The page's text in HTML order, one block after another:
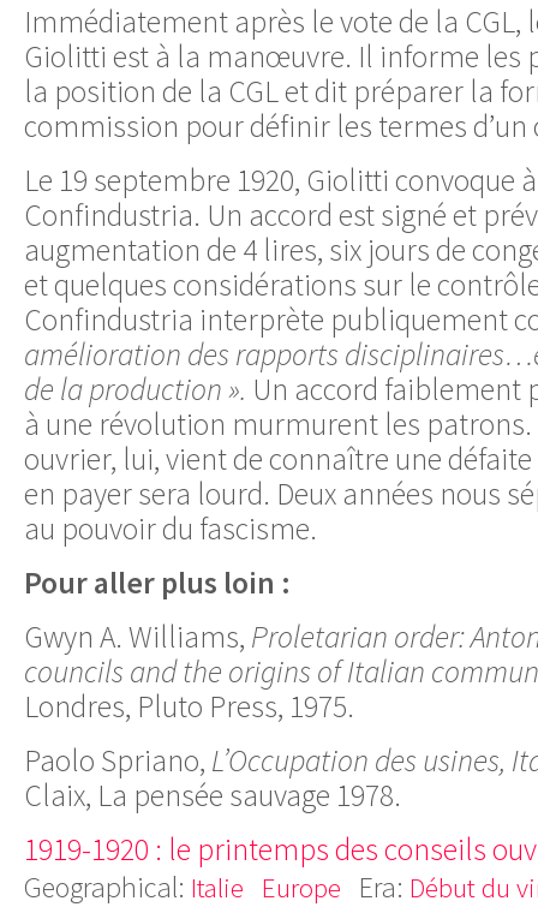
Immédiatement après le vote de la CGL,
Giolitti est à la manœuvre. Il informe les
la position de la CGL et dit préparer la
commission pour définir les termes d’un
Le 19 septembre 1920, Giolitti convoque
Confindustria. Un accord est signé et
augmentation de 4 lires, six jours de
et quelques considérations sur le
Confindustria interprète publiquement
amélioration des rapports
de la production ». Un accord faiblement
à une révolution murmurent les
ouvrier, lui, vient de connaître une
en payer sera lourd. Deux années nous
au pouvoir du fascisme.
Pour aller plus loin :
Gwyn A. Williams, Proletarian order:
councils and the origins of Italian
Londres, Pluto Press, 1975.
Paolo Spriano, L’Occupation des usines,
Claix, La pensée sauvage 1978.
1919-1920 : le printemps des conseils
Geographical: Italie Europe Era: Début du